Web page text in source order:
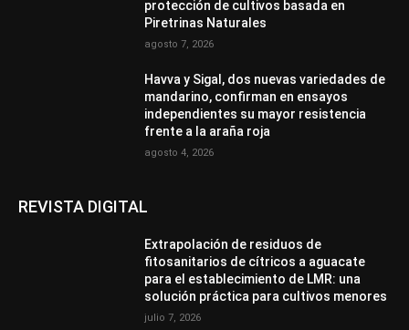
protección de cultivos basada en
Piretrinas Naturales
agosto 7, 2026
Havva y Sigal, dos nuevas variedades de
mandarino, confirman en ensayos
independientes su mayor resistencia
frente a la araña roja
agosto 4, 2026
REVISTA DIGITAL
Extrapolación de residuos de
fitosanitarios de cítricos a aguacate
para el establecimiento de LMR: una
solución práctica para cultivos menores
julio 7, 2026